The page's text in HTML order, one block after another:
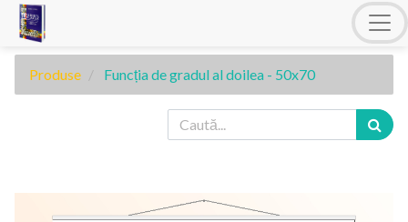
Produse Funcția de gradul al doilea - 50x70